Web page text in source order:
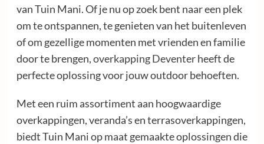
van Tuin Mani. Of je nu op zoek bent naar een plek
om te ontspannen, te genieten van het buitenleven
of om gezellige momenten met vrienden en familie
door te brengen,overkapping Deventerheeft de
perfecte oplossing voor jouw outdoor behoeften.
Met een ruim assortiment aan hoogwaardige
overkappingen, veranda’s en terrasoverkappingen,
biedt Tuin Mani op maat gemaakte oplossingen die